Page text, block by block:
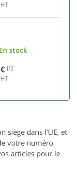
En stock
[1]
siège dans l'UE, et
votre numéro
articles pour le